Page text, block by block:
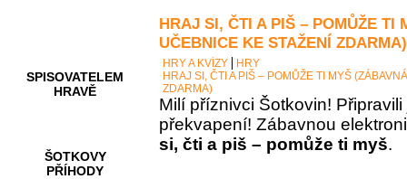
SPISOVATELEM
HRAVĚ
ŠOTKOVY
PŘÍHODY
HRAJ SI, ČTI A PIŠ – POMŮŽE TI
UČEBNICE KE STAŽENÍ ZDARMA)
HRY A KVÍZY
HRY
HRAJ SI, ČTI A PIŠ – POMŮŽE TI MYŠ
ZDARMA)
Milí příznivci Šotkovin!
překvapení! Zábavnou
si, čti a piš – pomůže ti myš.